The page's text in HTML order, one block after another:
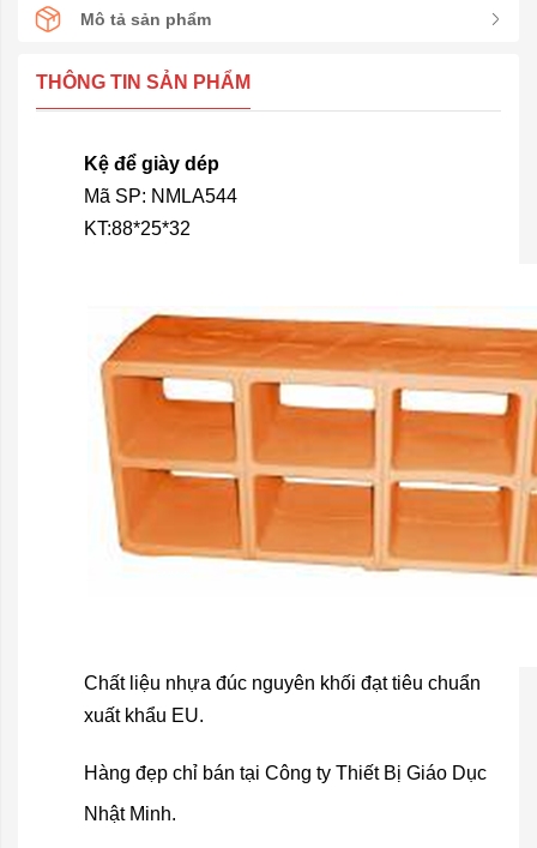
Mô tả sản phẩm
THÔNG TIN SẢN PHẨM
Kệ để giày dép
Mã SP: NMLA544
KT:88*25*32
Chất liệu nhựa đúc nguyên khối đạt tiêu chuẩn
xuất khẩu EU.
Hàng đẹp chỉ bán tại Công ty Thiết Bị Giáo Dục
Nhật Minh.